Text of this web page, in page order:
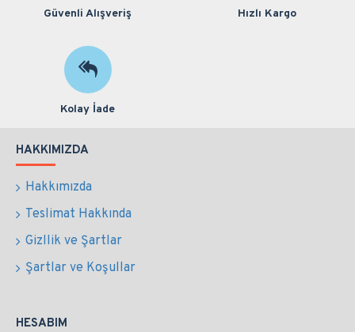
Güvenli Alışveriş Hızlı Kargo
Kolay İade
HAKKIMIZDA
Hakkımızda
Teslimat Hakkında
Gizllik ve Şartlar
Şartlar ve Koşullar
HESABIM